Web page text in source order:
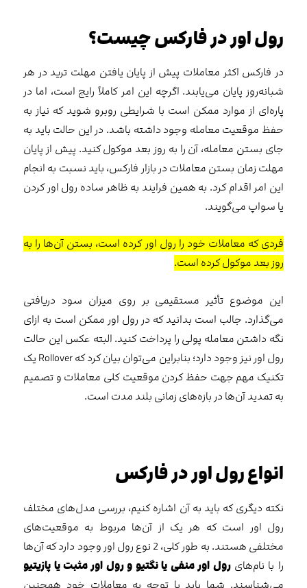
رول اور در فارکس چیست؟
در فارکس اکثر معاملات پیش از پایان یافتن مهلت ترید در هر
شبانه‌روز پایان می‌يابند. اگرچه این امر کاملاً رایج است، اما در
پاره‌ای از موارد ممکن است با شرایطی روبرو شوید که نیاز به
حفظ موقعیت معامله وجود داشته باشد. در این حالت باید به
جای بستن معامله، آن را به روز بعد موکول کنید. پیش از پایان
مهلت زمان بستن معاملات در بازار فارکس، باید نسبت به انجام
این امر اقدام کرد. به همین فرایند به ظاهر ساده رول اور کردن
یا سواپ می‌گویند.
فردی که معاملات خود را رول اور کرده است، بستن آن‌ها را به
روز بعد موکول کرده است.
این موضوع تأثیر مستقیمی بر روی میزان سود دریافتی
می‌گذارد. جالب است بدانید که در رول اور ممکن است به ازای
نگه داشتن معامله پولی را پرداخت کنید. البته عکس این حالت
رول اور نیز وجود دارد؛ بنابراین می‌توان بیان کرد که Rollover یک
تکنیک مهم جهت حفظ کردن موقعیت کلی معاملات و تصمیم
به تمدید آن‌ها در بازه‌های زمانی بلند مدت است.
انواع رول اور در فارکس
نکته دیگری که باید به آن اشاره کنیم، بررسی مدل‌های مختلف
رول اور است که هر یک از آن‌ها مربوط به موقعیت‌های
مختلفی هستند. به طور کلی، 2 نوع رول اور وجود دارد که آن‌ها
را با نام‌هایرول اور منفی یا نگتیو و رول اور مثبت یا پازیتیو
می‌شناسند. شما باید با توجه به معاملات خود همچنین